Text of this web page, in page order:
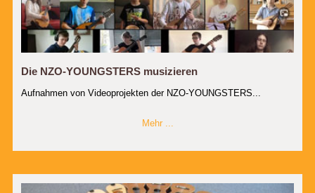
Die NZO-YOUNGSTERS musizieren
Aufnahmen von Videoprojekten der NZO-YOUNGSTERS...
Mehr ...